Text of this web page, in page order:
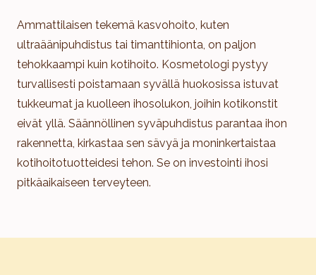
Ammattilaisen tekemä kasvohoito, kuten
ultraäänipuhdistus tai timanttihionta, on paljon
tehokkaampi kuin kotihoito. Kosmetologi pystyy
turvallisesti poistamaan syvällä huokosissa istuvat
tukkeumat ja kuolleen ihosolukon, joihin kotikonstit
eivät yllä. Säännöllinen syväpuhdistus parantaa ihon
rakennetta, kirkastaa sen sävyä ja moninkertaistaa
kotihoitotuotteidesi tehon. Se on investointi ihosi
pitkäaikaiseen terveyteen.